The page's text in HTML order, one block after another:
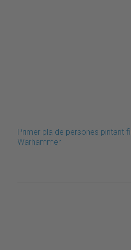
Primer pla de persones pintant
Warhammer